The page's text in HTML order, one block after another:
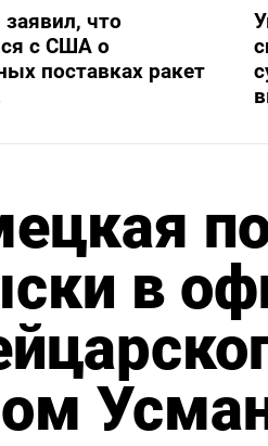
что
с США о
поставках ракет
в